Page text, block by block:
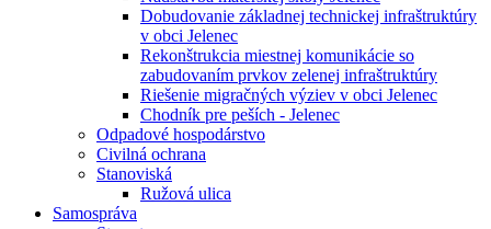
Dobudovanie základnej technickej infraštruktúry
v obci Jelenec
Rekonštrukcia miestnej komunikácie so
zabudovaním prvkov zelenej infraštruktúry
Riešenie migračných výziev v obci Jelenec
Chodník pre peších - Jelenec
Odpadové hospodárstvo
Civilná ochrana
Stanoviská
Ružová ulica
Samospráva